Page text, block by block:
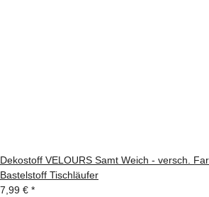
Dekostoff VELOURS Samt Weich - versch.
Bastelstoff Tischläufer
7,99 € *